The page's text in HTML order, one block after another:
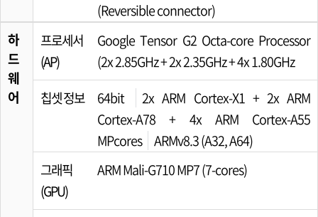
(Reversible connector)
하
드
웨
어
프로세서
(AP)
Google Tensor G2 Octa-core Processor
(2x 2.85GHz + 2x 2.35GHz + 4x 1.80GHz
칩셋 정보
64bit
2x ARM Cortex-X1 + 2x ARM
Cortex-A78 + 4x ARM Cortex-A55
MPcores
ARMv8.3 (A32, A64)
그래픽
(GPU)
ARM Mali-G710 MP7 (7-cores)